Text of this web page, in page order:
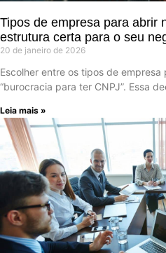
Tipos de empresa para abrir
estrutura certa para o seu
20 de janeiro de 2026
Escolher entre os tipos de empresa
“burocracia para ter CNPJ”. Essa
Leia mais »